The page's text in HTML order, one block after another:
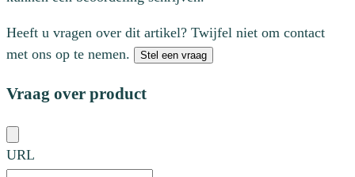
Heeft u vragen over dit artikel? Twijfel niet om contact
met ons op te nemen.
Stel een vraag
Vraag over product
URL